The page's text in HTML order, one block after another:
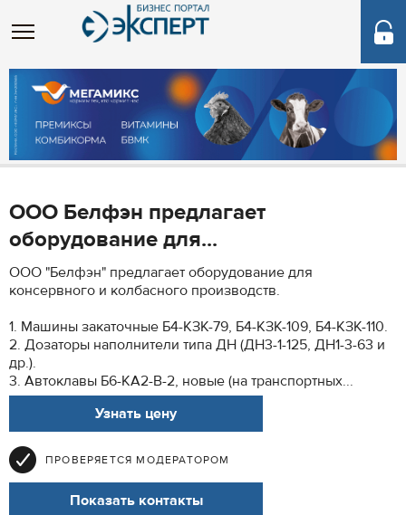
ООО Белфэн предлагает
оборудование для...
ООО "Белфэн" предлагает оборудование для
консервного и колбасного производств.
1. Машины закаточные Б4-КЗК-79, Б4-КЗК-109, Б4-КЗК-110.
2. Дозаторы наполнители типа ДН (ДН3-1-125, ДН1-3-63 и
др.).
3. Автоклавы Б6-КА2-В-2, новые (на транспортных...
Узнать цену
ПРОВЕРЯЕТСЯ МОДЕРАТОРОМ
Показать контакты